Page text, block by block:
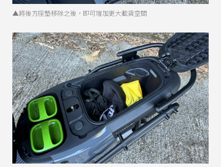
▲將後方座墊移除之後，即可增加更大載貨空間